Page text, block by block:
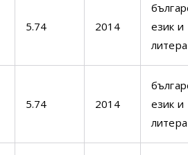
5.74 2014
език и
5.74 2014
език и